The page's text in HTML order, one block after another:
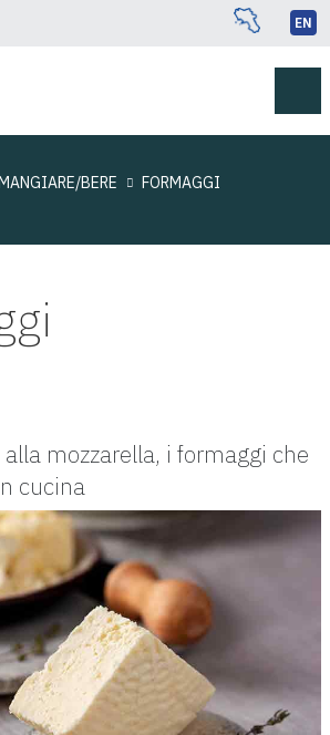
EN
BERE FORMAGGI
alla mozzarella, i formaggi che
cucina